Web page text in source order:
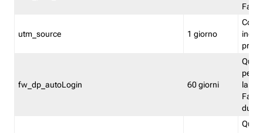
utm_source 1 giorno
fw_dp_autoLogin 60 giorni
la